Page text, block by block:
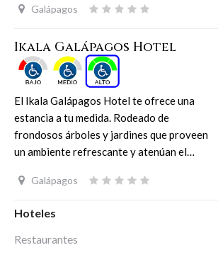
Galápagos
Ikala Galápagos Hotel
El Ikala Galápagos Hotel te ofrece una
estancia a tu medida. Rodeado de
frondosos árboles y jardines que proveen
un ambiente refrescante y atenúan el…
Galápagos
Hoteles
Restaurantes